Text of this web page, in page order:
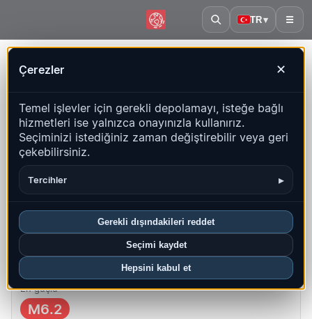
TR▾ ☰
Çerezler ✕
Temel işlevler için gerekli depolamayı, isteğe bağlı
hizmetleri ise yalnızca onayınızla kullanırız.
Seçiminizi istediğiniz zaman değiştirebilir veya geri
çekebilirsiniz.
Tercihler ▸
Gerekli dışındakileri reddet
Seçimi kaydet
Hepsini kabul et
Canlı harita, istatistikler ve son olaylar
Geçmiş haritasını aç Bu ülkedeki en yeniler
Genel bakış
Bu ayki depremler
401
En yeni UTC: 2026-08-08 10:52:52
En güçlü
M6.2